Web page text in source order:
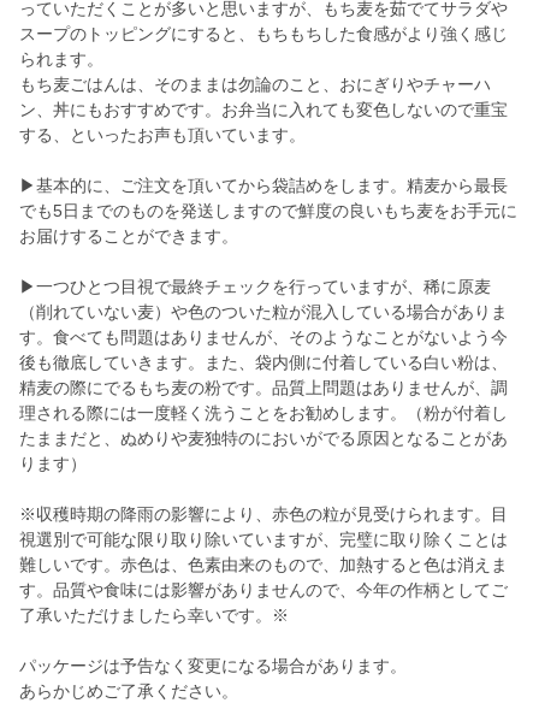
っていただくことが多いと思いますが、もち麦を茹でてサラダや
スープのトッピングにすると、もちもちした食感がより強く感じ
られます。
もち麦ごはんは、そのままは勿論のこと、おにぎりやチャーハ
ン、丼にもおすすめです。お弁当に入れても変色しないので重宝
する、といったお声も頂いています。
▶基本的に、ご注文を頂いてから袋詰めをします。精麦から最長
でも5日までのものを発送しますので鮮度の良いもち麦をお手元に
お届けすることができます。
▶一つひとつ目視で最終チェックを行っていますが、稀に原麦
（削れていない麦）や色のついた粒が混入している場合がありま
す。食べても問題はありませんが、そのようなことがないよう今
後も徹底していきます。また、袋内側に付着している白い粉は、
精麦の際にでるもち麦の粉です。品質上問題はありませんが、調
理される際には一度軽く洗うことをお勧めします。（粉が付着し
たままだと、ぬめりや麦独特のにおいがでる原因となることがあ
ります）
※収穫時期の降雨の影響により、赤色の粒が見受けられます。目
視選別で可能な限り取り除いていますが、完璧に取り除くことは
難しいです。赤色は、色素由来のもので、加熱すると色は消えま
す。品質や食味には影響がありませんので、今年の作柄としてご
了承いただけましたら幸いです。※
パッケージは予告なく変更になる場合があります。
あらかじめご了承ください。